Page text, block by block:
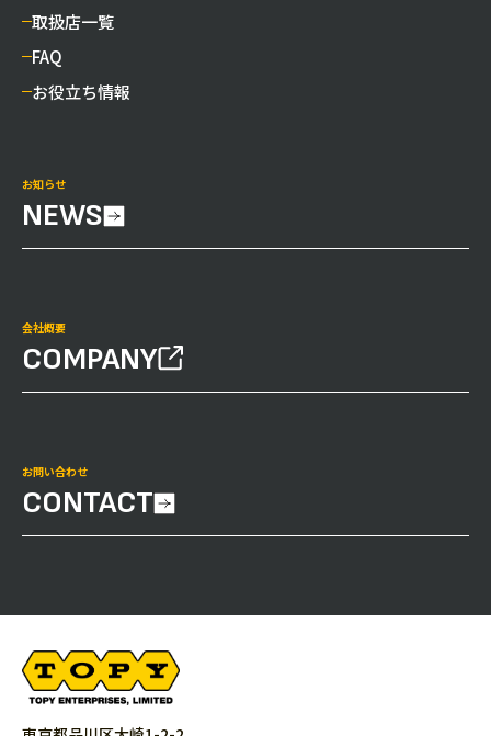
取扱店一覧
FAQ
お役立ち情報
お知らせ
NEWS
会社概要
COMPANY
お問い合わせ
CONTACT